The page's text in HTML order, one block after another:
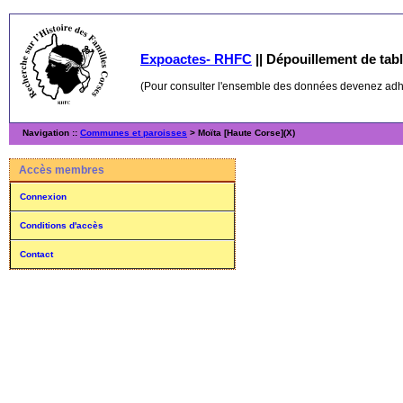
Expoactes- RHFC || Dépouillement de
(Pour consulter l'ensemble des données devenez
Navigation :: Communes et paroisses > Moïta [Haute Corse](X)
Accès membres
Connexion
Conditions d'accès
Contact